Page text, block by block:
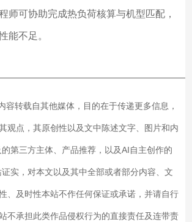
师可协助完成热负荷核算与机型匹配，
能不足。
容转载自其他媒体，目的在于传递更多信息，
观点，其原创性以及文中陈述文字、图片和内
第三方主体、产品推荐，以及AI自主创作的
实，对本文以及其中全部或者部分内容、文
、及时性本站不作任何保证或承诺，并请自行
不承担此类作品侵权行为的直接责任及连带责